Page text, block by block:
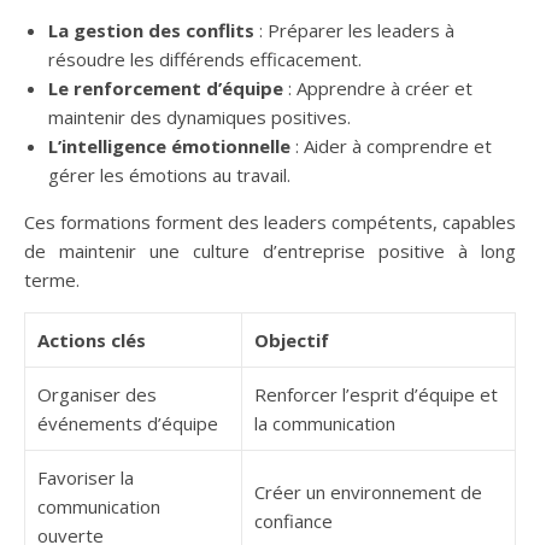
La gestion des conflits : Préparer les leaders à
résoudre les différends efficacement.
Le renforcement d’équipe : Apprendre à créer et
maintenir des dynamiques positives.
L’intelligence émotionnelle : Aider à comprendre et
gérer les émotions au travail.
Ces formations forment des leaders compétents, capables
de maintenir une culture d’entreprise positive à long
terme.
Actions clés Objectif
Organiser des
événements d’équipe
Renforcer l’esprit d’équipe et
la communication
Favoriser la
communication
ouverte
Créer un environnement de
confiance